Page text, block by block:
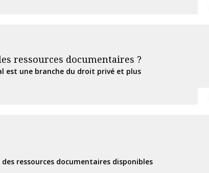
ressources documentaires ?
est une branche du droit privé et plus
ressources documentaires disponibles